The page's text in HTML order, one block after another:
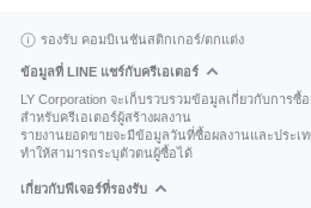
รองรับ คอมบิเนชันสติกเกอร์/ตกแต่ง
ข้อมูลที่ LINE แชร์กับครีเอเตอร์
LY Corporation จะเก็บรวบรวมข้อมูลเกี่ยวกับการซื้
สำหรับครีเอเตอร์ผู้สร้างผลงาน
รายงานยอดขายจะมีข้อมูลวันที่ซื้อผลงานและประ
ทำให้สามารถระบุตัวตนผู้ซื้อได้
เกี่ยวกับฟีเจอร์ที่รองรับ